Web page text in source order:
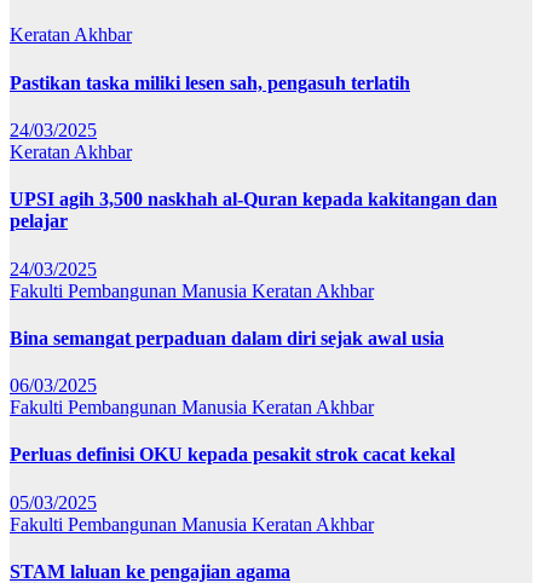
Keratan Akhbar
Pastikan taska miliki lesen sah, pengasuh terlatih
24/03/2025
Keratan Akhbar
UPSI agih 3,500 naskhah al-Quran kepada kakitangan dan
pelajar
24/03/2025
Fakulti Pembangunan Manusia Keratan Akhbar
Bina semangat perpaduan dalam diri sejak awal usia
06/03/2025
Fakulti Pembangunan Manusia Keratan Akhbar
Perluas definisi OKU kepada pesakit strok cacat kekal
05/03/2025
Fakulti Pembangunan Manusia Keratan Akhbar
STAM laluan ke pengajian agama